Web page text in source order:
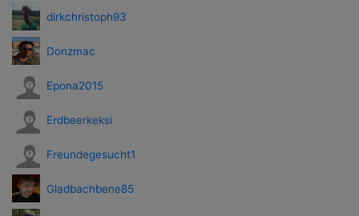
dirkchristoph93
Donzmac
Epona2015
Erdbeerkeksi
Freundegesucht1
Gladbachbene85